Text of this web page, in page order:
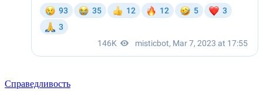
Справедливость